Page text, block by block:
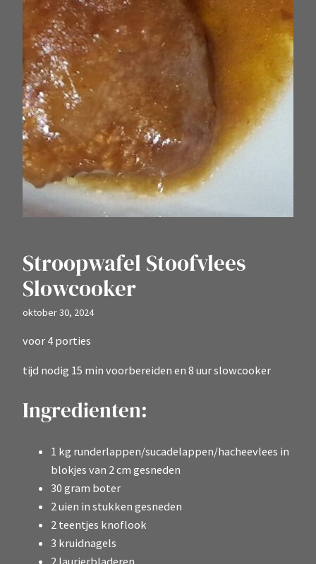
Stroopwafel Stoofvlees
Slowcooker
oktober 30, 2024
voor 4 porties
tijd nodig 15 min voorbereiden en 8 uur slowcooker
Ingredienten:
1 kg runderlappen/sucadelappen/hacheevlees in
blokjes van 2 cm gesneden
30 gram boter
2 uien in stukken gesneden
2 teentjes knoflook
3 kruidnagels
2 laurierbladeren